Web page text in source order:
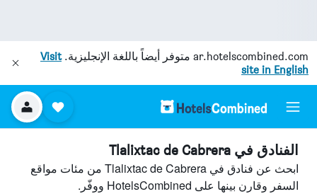
ar.hotelscombined.com متوفر أيضاً باللغة الإنجليزية.Visit
site in English
الفنادق في Tlalixtac de Cabrera
ابحث عن فنادق في Tlalixtac de Cabrera من مئات مواقع
السفر وقارن بينها على HotelsCombined ووفّر.